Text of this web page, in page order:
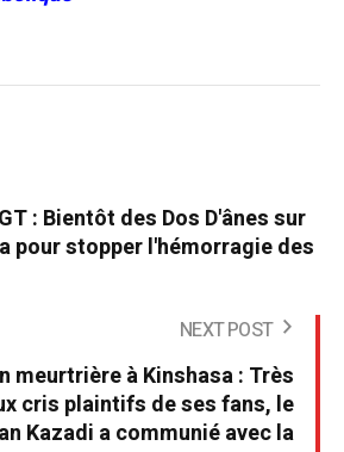
: Bientôt des Dos D'ânes sur
pour stopper l'hémorragie des
NEXT POST
meurtrière à Kinshasa : Très
cris plaintifs de ses fans, le
Kazadi a communié avec la